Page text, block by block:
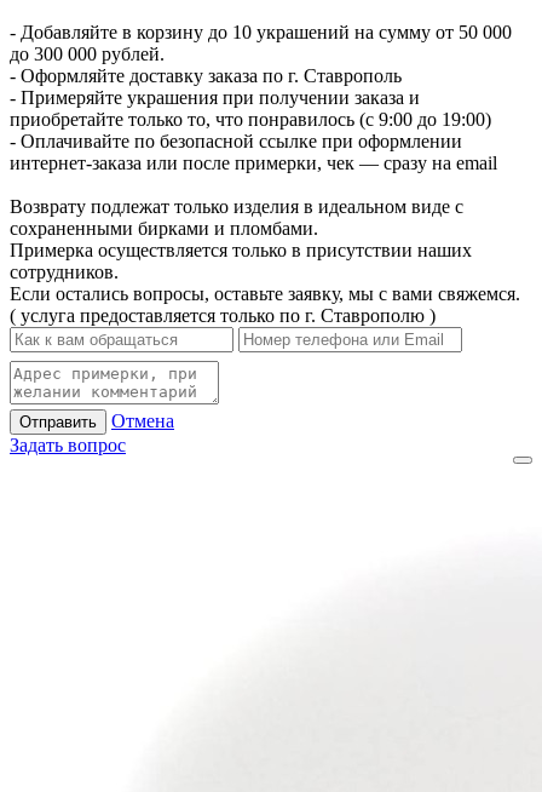
- Добавляйте в корзину до 10 украшений на сумму от 50 000
до 300 000 рублей.
- Оформляйте доставку заказа по г. Ставрополь
- Примеряйте украшения при получении заказа и
приобретайте только то, что понравилось (с 9:00 до 19:00)
- Оплачивайте по безопасной ссылке при оформлении
интернет-заказа или после примерки, чек — сразу на email
Возврату подлежат только изделия в идеальном виде с
сохраненными бирками и пломбами.
Примерка осуществляется только в присутствии наших
сотрудников.
Если остались вопросы, оставьте заявку, мы с вами свяжемся.
( услуга предоставляется только по г. Ставрополю )
Отправить
Отмена
Задать вопрос